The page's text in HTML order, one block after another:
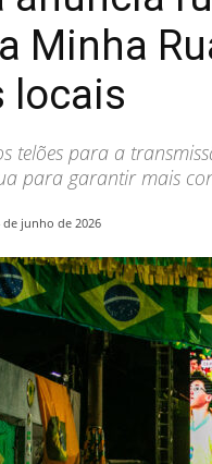
Minha
locais
telões para a
para garantir mais
de junho de 2026